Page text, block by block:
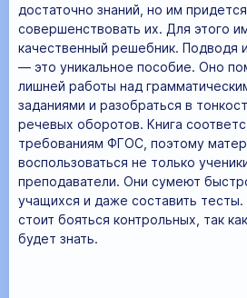
достаточно знаний, но им
совершенствовать их. Для этого
качественный решебник. Подводя
— это уникальное пособие. Оно
лишней работы над
заданиями и разобраться в
речевых оборотов. Книга
требованиям ФГОС, поэтому
воспользоваться не только
преподаватели. Они сумеют
учащихся и даже составить
стоит бояться контрольных, так
будет знать.